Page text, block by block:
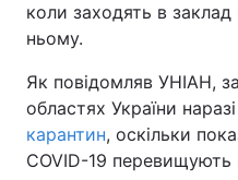
коли заходять в
ньому.
Як повідомляв УНІАН,
областях України наразі
карантин, оскільки
COVID-19 перевищують